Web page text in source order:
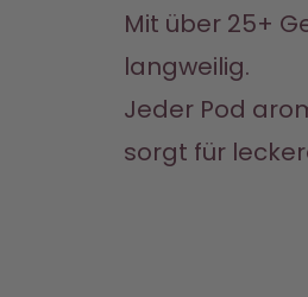
Mit über 25+
langweilig.
Jeder Pod
sorgt für